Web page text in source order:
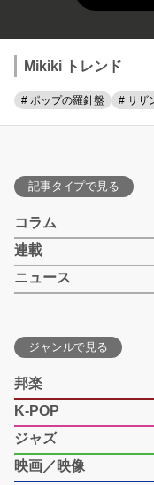
Mikiki トレンド
# ポップの羅針盤 # サザ
記事タイプで見る
コラム
連載
ニュース
ジャンルで見る
邦楽
K-POP
ジャズ
映画／映像